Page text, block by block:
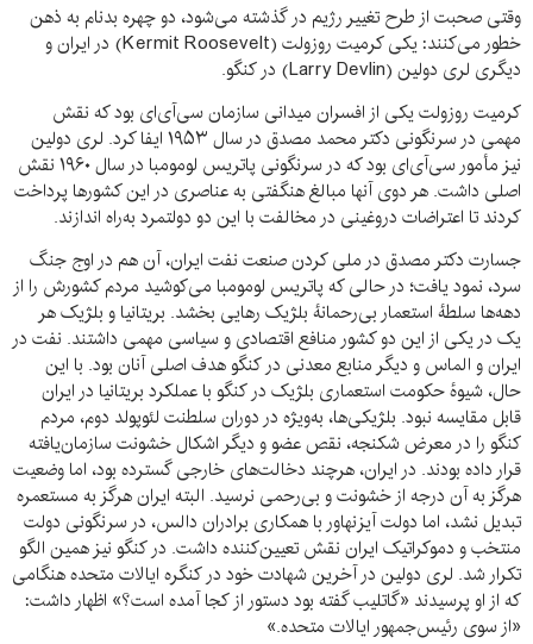
وقتی صحبت از طرح تغییر رژیم در گذشته می‌شود، دو چهره‌ بدنام به ذهن
خطور می‌کنند: یکی کرمیت روزولت (Kermit Roosevelt) در ایران و
دیگری لری دولین (Larry Devlin) در کنگو.
کرمیت روزولت یکی از افسران میدانی سازمان سی‌آی‌ای بود که نقش
مهمی در سرنگونی دکتر محمد مصدق در سال ۱۹۵۳ ایفا کرد. لری دولین
نیز مأمور سی‌آی‌ای بود که در سرنگونی پاتریس لومومبا در سال ۱۹۶۰ نقش
اصلی داشت. هر دوی آنها مبالغ هنگفتی به عناصری در این کشورها پرداخت
کردند تا اعتراضات دروغینی در مخالفت با این دو دولتمرد به‌راه اندازند.
جسارت دکتر مصدق در ملی کردن صنعت نفت ایران، آن هم در اوج جنگ
سرد، نمود یافت؛ در حالی که پاتریس لومومبا می‌کوشید مردم کشورش را از
دهه‌ها سلطهٔ استعمار بی‌رحمانهٔ بلژیک رهایی بخشد. بریتانیا و بلژیک هر
یک در یکی از این دو کشور منافع اقتصادی و سیاسی مهمی داشتند. نفت در
ایران و الماس و دیگر منابع معدنی در کنگو هدف اصلی آنان بود. با این
حال، شیوهٔ حکومت استعماری بلژیک در کنگو با عملکرد بریتانیا در ایران
قابل مقایسه نبود. بلژیکی‌ها، به‌ویژه در دوران سلطنت لئوپولد دوم، مردم
کنگو را در معرض شکنجه، نقص عضو و دیگر اشکال خشونت سازمان‌یافته
قرار داده بودند. در ایران، هرچند دخالت‌های خارجی گسترده بود، اما وضعیت
هرگز به آن درجه از خشونت و بی‌رحمی نرسید. البته ایران هرگز به مستعمره
تبدیل نشد، اما دولت آیزنهاور با همکاری برادران دالس، در سرنگونی دولت
منتخب و دموکراتیک ایران نقش تعیین‌کننده‌ داشت. در کنگو نیز همین الگو
تکرار شد. لری دولین در آخرین شهادت خود در کنگره ایالات متحده هنگامی
که از او پرسیدند «گاتلیب گفته بود دستور از کجا آمده است؟» اظهار داشت:
«از سوی رئیس‌جمهور ایالات متحده.»